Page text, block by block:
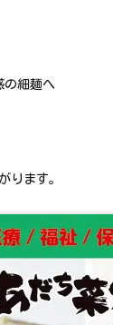
の細麺へ
ります。